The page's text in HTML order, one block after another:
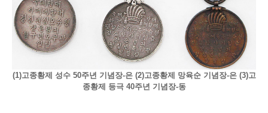
(1)고종황제 성수 50주년 기념장-은 (2)고종황제 망육순 기념장-은 (3)고
종황제 등극 40주년 기념장-동